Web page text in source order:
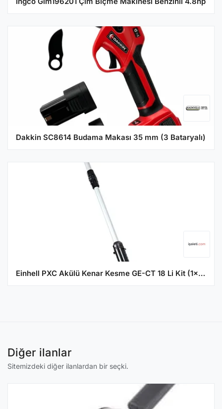
Dakkin SC8614 Budama Makası 35 mm (3 Bataryalı)
Einhell PXC Akülü Kenar Kesme GE-CT 18 Li Kit (1x2,0Ah)
Diğer ilanlar
Sitemizdeki diğer ilanlardan bir seçki.